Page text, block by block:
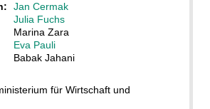
Jan Cermak
Julia Fuchs
Marina Zara
Eva Pauli
Babak Jahani
für Wirtschaft und